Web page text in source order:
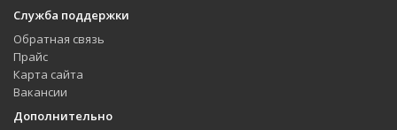
Служба поддержки
Обратная связь
Прайс
Карта сайта
Вакансии
Дополнительно